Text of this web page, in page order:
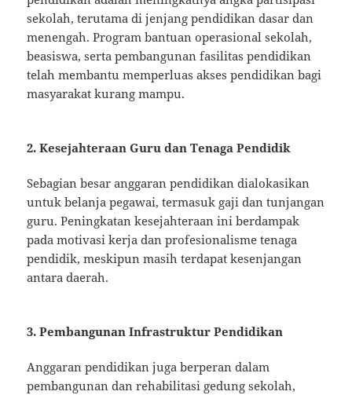
sekolah, terutama di jenjang pendidikan dasar dan
menengah. Program bantuan operasional sekolah,
beasiswa, serta pembangunan fasilitas pendidikan
telah membantu memperluas akses pendidikan bagi
masyarakat kurang mampu.
2. Kesejahteraan Guru dan Tenaga Pendidik
Sebagian besar anggaran pendidikan dialokasikan
untuk belanja pegawai, termasuk gaji dan tunjangan
guru. Peningkatan kesejahteraan ini berdampak
pada motivasi kerja dan profesionalisme tenaga
pendidik, meskipun masih terdapat kesenjangan
antara daerah.
3. Pembangunan Infrastruktur Pendidikan
Anggaran pendidikan juga berperan dalam
pembangunan dan rehabilitasi gedung sekolah,